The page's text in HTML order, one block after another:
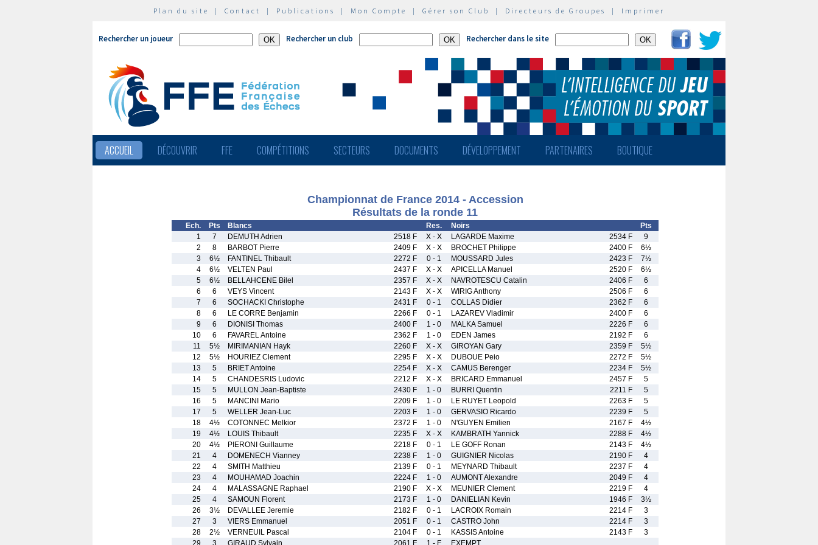
Plan du site | Contact | Publications | Mon Compte | Gérer son Club | Directeurs de Groupes | Imprimer
Rechercher un joueur Rechercher un club Rechercher dans le site
ACCUEIL DÉCOUVRIR FFE COMPÉTITIONS SECTEURS DOCUMENTS DÉVELOPPEMENT PARTENAIRES BOUTIQUE
Championnat de France 2014 - Accession
Résultats de la ronde 11
Ech. Pts Blancs Res. Noirs
Pts
1
7 DEMUTH Adrien 2518 F X - X LAGARDE Maxime 2534 F
9
2
8 BARBOT Pierre 2409 F X - X BROCHET Philippe 2400 F
6½
3
6½ FANTINEL Thibault 2272 F 0 - 1 MOUSSARD Jules 2423 F
7½
4
6½ VELTEN Paul 2437 F X - X APICELLA Manuel 2520 F
6½
5
6½ BELLAHCENE Bilel 2357 F X - X NAVROTESCU Catalin 2406 F
6
6
6 VEYS Vincent 2143 F X - X WIRIG Anthony 2506 F
6
7
6 SOCHACKI Christophe 2431 F 0 - 1 COLLAS Didier 2362 F
6
8
6 LE CORRE Benjamin 2266 F 0 - 1 LAZAREV Vladimir 2400 F
6
9
6 DIONISI Thomas 2400 F 1 - 0 MALKA Samuel 2226 F
6
10
6 FAVAREL Antoine 2362 F 1 - 0 EDEN James 2192 F
6
11
5½ MIRIMANIAN Hayk 2260 F X - X GIROYAN Gary 2359 F
5½
12
5½ HOURIEZ Clement 2295 F X - X DUBOUE Peio 2272 F
5½
13
5 BRIET Antoine 2254 F X - X CAMUS Berenger 2234 F
5½
14
5 CHANDESRIS Ludovic 2212 F X - X BRICARD Emmanuel 2457 F
5
15
5 MULLON Jean-Baptiste 2430 F 1 - 0 BURRI Quentin 2211 F
5
16
5 MANCINI Mario 2209 F 1 - 0 LE RUYET Leopold 2263 F
5
17
5 WELLER Jean-Luc 2203 F 1 - 0 GERVASIO Ricardo 2239 F
5
18
4½ COTONNEC Melkior 2372 F 1 - 0 N'GUYEN Emilien 2167 F
4½
19
4½ LOUIS Thibault 2235 F X - X KAMBRATH Yannick 2288 F
4½
20
4½ PIERONI Guillaume 2218 F 0 - 1 LE GOFF Ronan 2143 F
4½
21
4 DOMENECH Vianney 2238 F 1 - 0 GUIGNIER Nicolas 2190 F
4
22
4 SMITH Matthieu 2139 F 0 - 1 MEYNARD Thibault 2237 F
4
23
4 MOUHAMAD Joachin 2224 F 1 - 0 AUMONT Alexandre 2049 F
4
24
4 MALASSAGNE Raphael 2190 F X - X MEUNIER Clement 2219 F
4
25
4 SAMOUN Florent 2173 F 1 - 0 DANIELIAN Kevin 1946 F
3½
26
3½ DEVALLEE Jeremie 2182 F 0 - 1 LACROIX Romain 2214 F
3
27
3 VIERS Emmanuel 2051 F 0 - 1 CASTRO John 2214 F
3
28
2½ VERNEUIL Pascal 2104 F 0 - 1 KASSIS Antoine 2143 F
3
29
3 GIRAUD Sylvain 2061 F 1 - F EXEMPT